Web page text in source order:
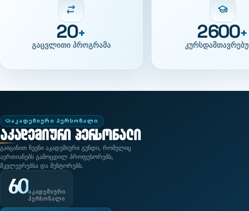
20+ 2600+
ᲐᲙᲐᲓᲔᲛᲘᲣᲠᲘ ᲞᲔᲠᲡᲝᲜᲐᲚᲘ
აკადემიური პერსონალი
გაიცანით ჩვენი აკადემიური გუნდი, რომელიც
აერთიანებს გამოცდილ პროფესორებს,
მკვლევრებსა და მენტორებს.
60 ᲐᲙᲐᲓᲔᲛᲘᲣᲠᲘ